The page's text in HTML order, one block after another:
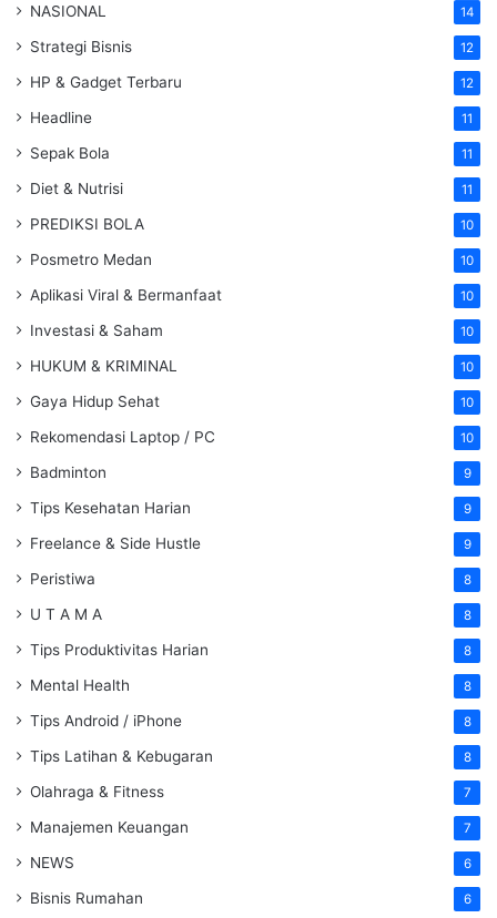
NASIONAL 14
Strategi Bisnis 12
HP & Gadget Terbaru 12
Headline 11
Sepak Bola 11
Diet & Nutrisi 11
PREDIKSI BOLA 10
Posmetro Medan 10
Aplikasi Viral & Bermanfaat 10
Investasi & Saham 10
HUKUM & KRIMINAL 10
Gaya Hidup Sehat 10
Rekomendasi Laptop / PC 10
Badminton 9
Tips Kesehatan Harian 9
Freelance & Side Hustle 9
Peristiwa 8
U T A M A 8
Tips Produktivitas Harian 8
Mental Health 8
Tips Android / iPhone 8
Tips Latihan & Kebugaran 8
Olahraga & Fitness 7
Manajemen Keuangan 7
NEWS 6
Bisnis Rumahan 6